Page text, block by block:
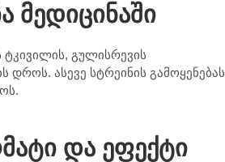
მედიცინაში
ტკივილის, გულისრევის
დროს. ასევე სტრეინის გამოყენებას
და ეფექტი